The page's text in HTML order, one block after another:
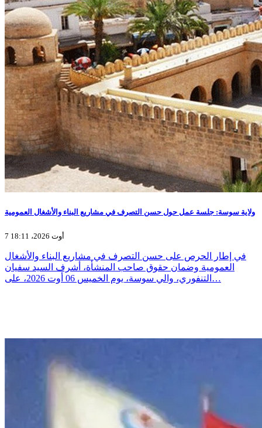
ولاية سوسة: جلسة عمل حول حسن التصرف في مشاريع البناء والأشغال العمومية
7 أوت 2026، 18:11
في إطار الحرص على حسن التصرف في مشاريع البناء والأشغال
العمومية وضمان حقوق صاحب المنشأة، أشرف السيد سفيان
التنفوري، والي سوسة، يوم الخميس 06 أوت 2026، على…